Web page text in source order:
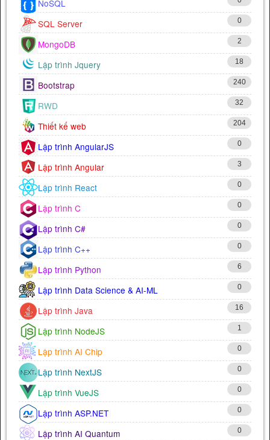
NoSQL
SQL Server 0
MongoDB 2
Lập trình Jquery 18
Bootstrap 240
RWD 32
Thiết kế web 204
Lập trình AngularJS 0
Lập trình Angular 3
Lập trình React 0
Lập trình C 0
Lập trình C# 0
Lập trình C++ 0
Lập trình Python 6
Lập trình Data Science & AI-ML 0
Lập trình Java 16
Lập trình NodeJS 1
Lập trình AI Chip 0
Lập trình NextJS 0
Lập trình VueJS 0
Lập trình ASP.NET 0
Lập trình AI Quantum 0